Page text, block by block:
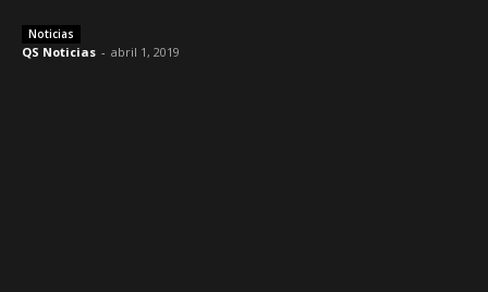
Noticias
QS Noticias - abril 1, 2019